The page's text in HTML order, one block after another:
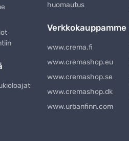
huomautus
Verkkokauppamme
www.crema.fi
www.cremashop.eu
www.cremashop.se
www.cremashop.dk
www.urbanfinn.com